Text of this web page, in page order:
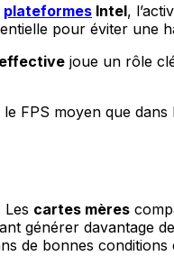
plateformes Intel,
pour éviter une
joue un rôle
FPS moyen que dans
Les cartes mères
générer davantage
de bonnes